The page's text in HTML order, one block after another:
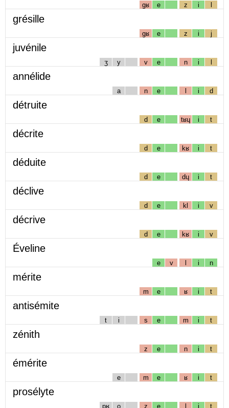
gʁ e z i l
grésille
gʁ e z i j
juvénile
ʒ y v e n i l
annélide
a n e l i d
détruite
d e tʁɥ i t
décrite
d e kʁ i t
déduite
d e dɥ i t
déclive
d e kl i v
décrive
d e kʁ i v
Éveline
e v l i n
mérite
m e ʁ i t
antisémite
t i s e m i t
zénith
z e n i t
émérite
e m e ʁ i t
prosélyte
pʁ o z e l i t